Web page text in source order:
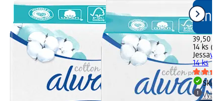
39,50 Kč
14 ks
Jessa
14 ks